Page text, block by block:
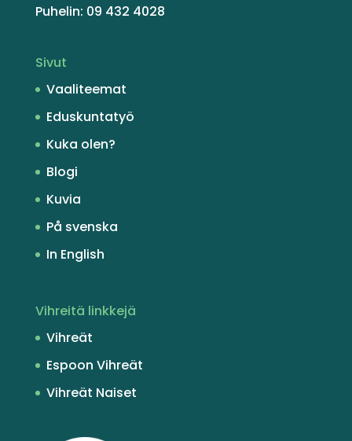
Puhelin: 09 432 4028
Sivut
Vaaliteemat
Eduskuntatyö
Kuka olen?
Blogi
Kuvia
På svenska
In English
Vihreitä linkkejä
Vihreät
Espoon Vihreät
Vihreät Naiset